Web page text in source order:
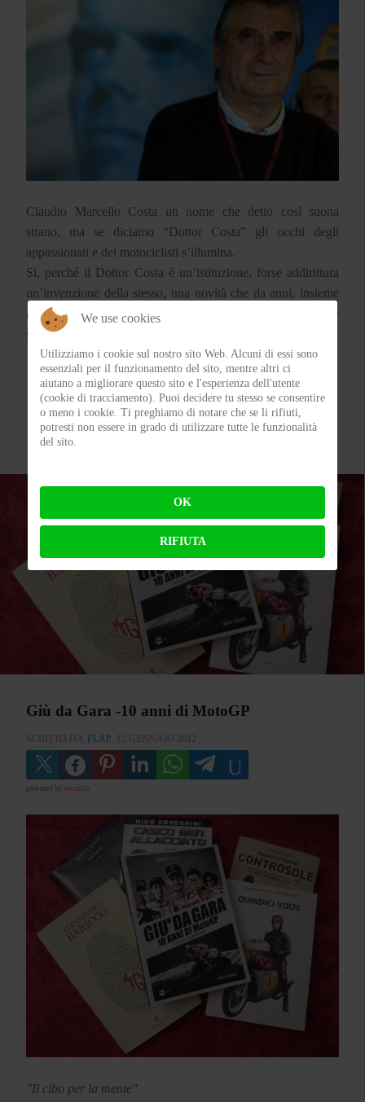
Claudio Marcello Costa un nome che detto così suona
strano, ma se diciamo “Dottor Costa” gli occhi degli
appassionati e dei motociclisti s’illumina.
Sì, perché il Dottor Costa è un’istituzione, forse addirittura
un’invenzione della stesso, una novità che da anni, insieme
alla sua creatura che porta il nome di “Clinica Mobile” è
sinonimo di Assistenza nel Motomondiale e non solo.
Giù da Gara -10 anni di MotoGP
SCRITTO DA FLAP 12 GENNAIO 2012
powered by social2s
"Il cibo per la mente"
We use cookies
Utilizziamo i cookie sul nostro sito Web. Alcuni di essi sono
essenziali per il funzionamento del sito, mentre altri ci
aiutano a migliorare questo sito e l'esperienza dell'utente
(cookie di tracciamento). Puoi decidere tu stesso se consentire
o meno i cookie. Ti preghiamo di notare che se li rifiuti,
potresti non essere in grado di utilizzare tutte le funzionalità
del sito.
OK
RIFIUTA